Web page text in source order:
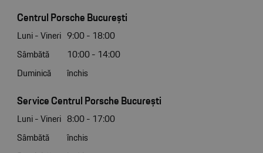
Centrul Porsche București
Luni - Vineri 9:00 - 18:00
Sâmbătă
10:00 - 14:00
Duminică
închis
Service Centrul Porsche București
Luni - Vineri 8:00 - 17:00
Sâmbătă
închis